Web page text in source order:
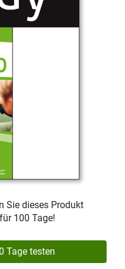
Sie dieses Produkt
für 100 Tage!
Tage testen